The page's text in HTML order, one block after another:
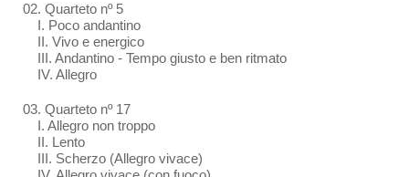
02. Quarteto nº 5
I. Poco andantino
II. Vivo e energico
III. Andantino - Tempo giusto e ben ritmato
IV. Allegro
03. Quarteto nº 17
I. Allegro non troppo
II. Lento
III. Scherzo (Allegro vivace)